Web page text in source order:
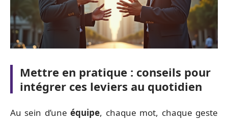
Mettre en pratique : conseils pour
intégrer ces leviers au quotidien
Au sein d’uneéquipe, chaque mot, chaque geste